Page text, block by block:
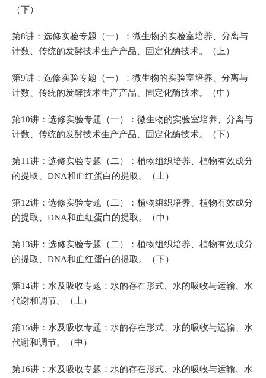
（下）
第8讲：选修实验专题（一）：微生物的实验室培养、分离与
计数、传统的发酵技术生产产品、固定化酶技术。（上）
第9讲：选修实验专题（一）：微生物的实验室培养、分离与
计数、传统的发酵技术生产产品、固定化酶技术。（中）
第10讲：选修实验专题（一）：微生物的实验室培养、分离与
计数、传统的发酵技术生产产品、固定化酶技术。（下）
第11讲：选修实验专题（二）：植物组织培养、植物有效成分
的提取、DNA和血红蛋白的提取。（上）
第12讲：选修实验专题（二）：植物组织培养、植物有效成分
的提取、DNA和血红蛋白的提取。（中）
第13讲：选修实验专题（二）：植物组织培养、植物有效成分
的提取、DNA和血红蛋白的提取。（下）
第14讲：水及吸收专题：水的存在形式、水的吸收与运输、水
代谢和调节。（上）
第15讲：水及吸收专题：水的存在形式、水的吸收与运输、水
代谢和调节。（中）
第16讲：水及吸收专题：水的存在形式、水的吸收与运输、水